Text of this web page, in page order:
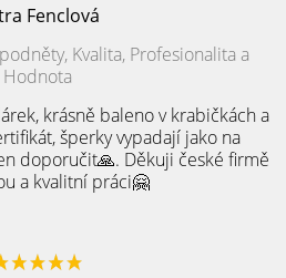
Fenclová
Kvalita, Profesionalita a
Hodnota
krásně baleno v krabičkách a
šperky vypadají jako na
doporučit🙏. Děkuji české firmě
a kvalitní práci🤗